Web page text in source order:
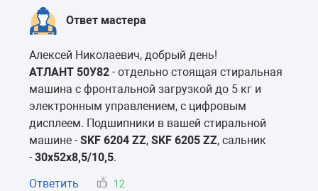
Ответ мастера
Алексей Николаевич, добрый день!
АТЛАНТ 50У82 - отдельно стоящая стиральная
машина с фронтальной загрузкой до 5 кг и
электронным управлением, с цифровым
дисплеем. Подшипники в вашей стиральной
машине - SKF 6204 ZZ, SKF 6205 ZZ, сальник
- 30x52x8,5/10,5.
Ответить
12